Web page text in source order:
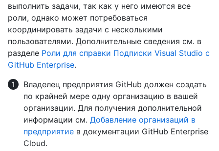
выполнить задачи, так как у него имеются все
роли, однако может потребоваться
координировать задачи с несколькими
пользователями. Дополнительные сведения см. в
разделе Роли для справки Подписки Visual Studio с
GitHub Enterprise.
Владелец предприятия GitHub должен создать
по крайней мере одну организацию в вашей
организации. Для получения дополнительной
информации см. Добавление организаций в
предприятие в документации GitHub Enterprise
Cloud.